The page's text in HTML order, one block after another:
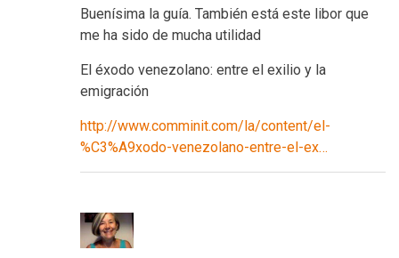
Buenísima la guía. También está este libor que
me ha sido de mucha utilidad
El éxodo venezolano: entre el exilio y la
emigración
http://www.comminit.com/la/content/el-
%C3%A9xodo-venezolano-entre-el-ex…